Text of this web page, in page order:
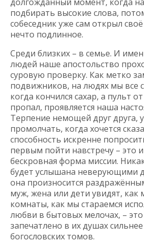
подбирать высокие слова,
собеседник уже сам открыл
нечто подлинное.
Среди близких – в семье. И
людей наше апостольство
суровую проверку. Как метко
подвижников, на людях мы все
когда кончился сахар, а пульт
пропал, проявляется наша
Терпение немощей друг друга,
промолчать, когда хочется
способность искренне
первым пойти навстречу – это
бескровная форма миссии.
будет услышана неверующими
она произносится
муж, жена или дети увидят, как
комнаты, как мы стараемся
любви в бытовых мелочах, – это
запечатлено в их душах
богословских томов.